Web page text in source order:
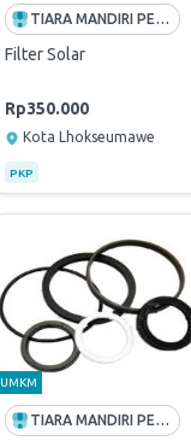
TIARA MANDIRI PERKASA
Filter Solar
Rp350.000
Kota Lhokseumawe
PKP
UMKM
TIARA MANDIRI PERKASA